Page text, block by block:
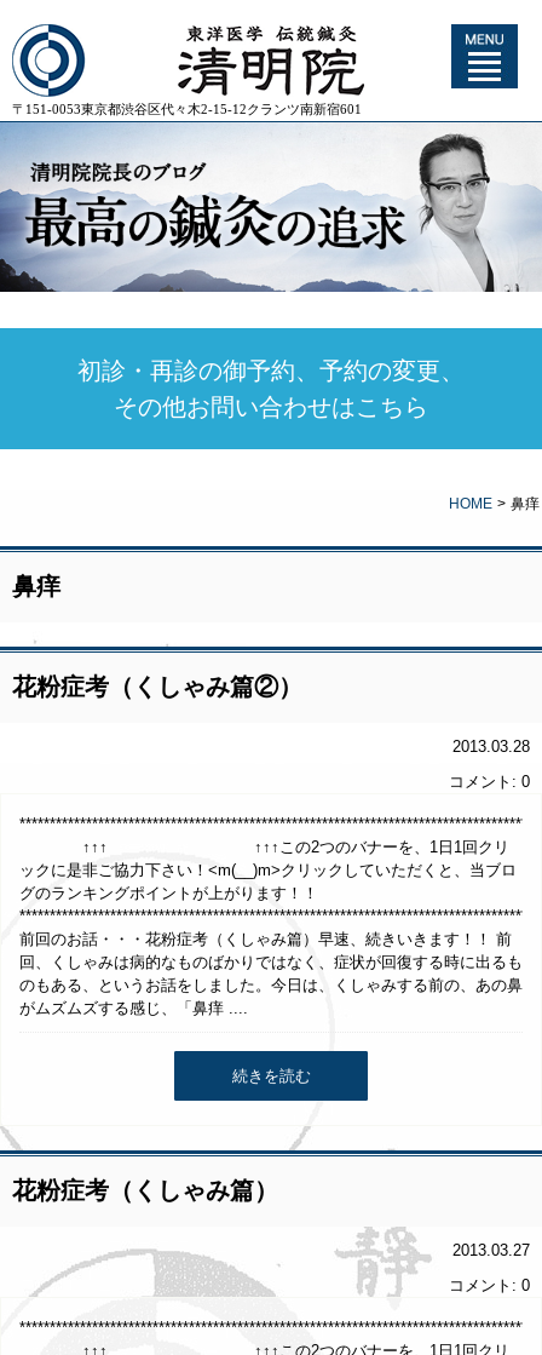
〒151-0053東京都渋谷区代々木2-15-12クランツ南新宿601
初診・再診の御予約、予約の変更、
その他お問い合わせはこちら
HOME > 鼻痒
鼻痒
花粉症考（くしゃみ篇②）
2013.03.28
コメント: 0
↑↑↑ ↑↑↑この2つのバナーを、1日1回クリ
ックに是非ご協力下さい！<m(__)m>クリックしていただくと、当ブロ
グのランキングポイントが上がります！！
前回のお話・・・花粉症考（くしゃみ篇）早速、続きいきます！！ 前
回、くしゃみは病的なものばかりではなく、症状が回復する時に出るも
のもある、というお話をしました。今日は、くしゃみする前の、あの鼻
がムズムズする感じ、「鼻痒 ....
続きを読む
花粉症考（くしゃみ篇）
2013.03.27
コメント: 0
↑↑↑ ↑↑↑この2つのバナーを、1日1回クリ